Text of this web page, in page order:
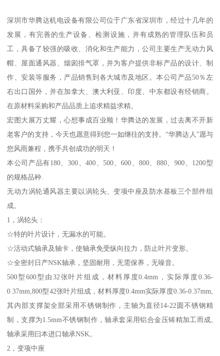
深圳市华腾达机电设备有限公司位于广东省深圳市，经过十几年的
发展，有完善的生产设备、检测设施，并有成熟的管理队伍和员
工，具备了较强的吸收、消化和生产能力，公司主要生产无动力风
帽、屋面通风器、烟囱排气罩，并为客户提供非标产品的设计、制
作、安装等服务，产品销售到各大城市及地区。本公司产品50％左
右出口国外，并在加拿大、澳大利亚、印度、中东都设有经销商。
在原材料采购和产品品质上追求精益求精。
宏图大展万丈耀，心想事成百业顺！华腾达的发展，过去离不开新
老客户的支持，今天也愿意得到您一如继往的支持。“华腾达人”愿与
您风雨兼程，携手共创成功的明天！
本公司产品有180、300、400、500、600、800、880、900、1200型
的规格品种.
无动力涡轮通风器主要以涡轮头、变项中座及防水基板三个部件组
成。
1，涡轮头：
☆特的叶片设计，无漏水的可能。
☆活动式轴承及轴卡，使轴承免受纵向拉力，防止叶片变形。
☆全密封日产NSK轴承，坚固耐用，无需保养，无噪音。
500型600型由32张叶片组成，材料厚度0.4mm，实际厚度0.36-
0.37mm,800型42张叶片组成，材料厚度0.4mm实际厚度0.36-0.37mm,
其内部支撑架全部采用不锈钢制作，主轴为直径14-22圆不锈钢精
制，支撑为1.5mm不锈钢制作，轴承套采用铝合金压铸精加工而成,
轴承采用曰本进口轴承NSK。
2，变项中座